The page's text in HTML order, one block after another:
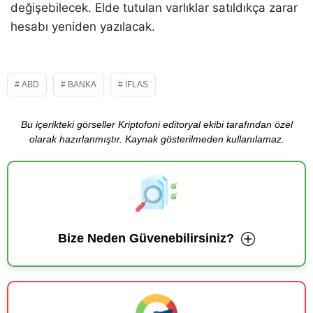
değişebilecek. Elde tutulan varlıklar satıldıkça zarar
hesabı yeniden yazılacak.
ABD BANKA İFLAS
Bu içerikteki görseller Kriptofoni editoryal ekibi tarafından özel
olarak hazırlanmıştır. Kaynak gösterilmeden kullanılamaz.
Bize Neden Güvenebilirsiniz?